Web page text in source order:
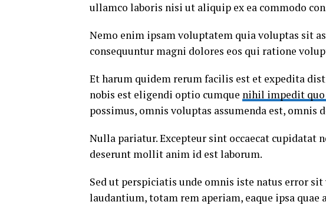
ullamco laboris nisi ut aliquip ex ea commodo
Nemo enim ipsam voluptatem quia voluptas sit
consequuntur magni dolores eos qui ratione
Et harum quidem rerum facilis est et expedita
nobis est eligendi optio cumque nihil impedit
possimus, omnis voluptas assumenda est, omnis
Nulla pariatur. Excepteur sint occaecat cupidatat
deserunt mollit anim id est laborum.
Sed ut perspiciatis unde omnis iste natus error
laudantium, totam rem aperiam, eaque ipsa